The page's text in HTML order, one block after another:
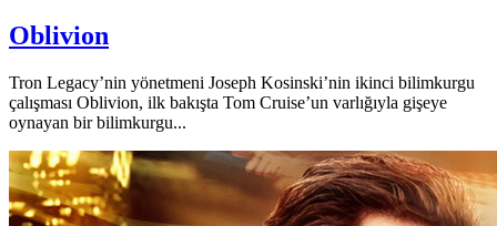
Oblivion
Tron Legacy’nin yönetmeni Joseph Kosinski’nin ikinci bilimkurgu
çalışması Oblivion, ilk bakışta Tom Cruise’un varlığıyla gişeye
oynayan bir bilimkurgu...